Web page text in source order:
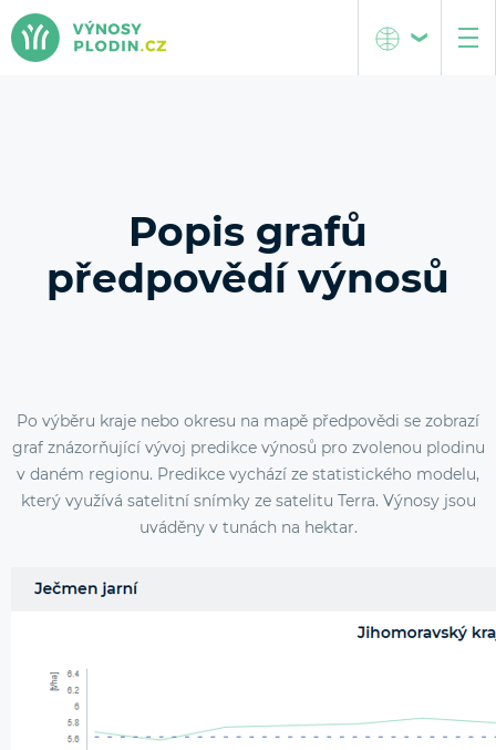
Popis interaktivních map
Popis grafů předpovědí výnosů
Popis grafů
předpovědí výnosů
Po výběru kraje nebo okresu na mapě předpovědi se zobrazí
graf znázorňující vývoj predikce výnosů pro zvolenou plodinu
v daném regionu. Predikce vychází ze statistického modelu,
který využívá satelitní snímky ze satelitu Terra. Výnosy jsou
uváděny v tunách na hektar.